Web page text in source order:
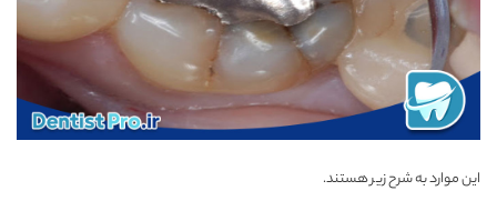
این موارد به شرح زیر هستند.